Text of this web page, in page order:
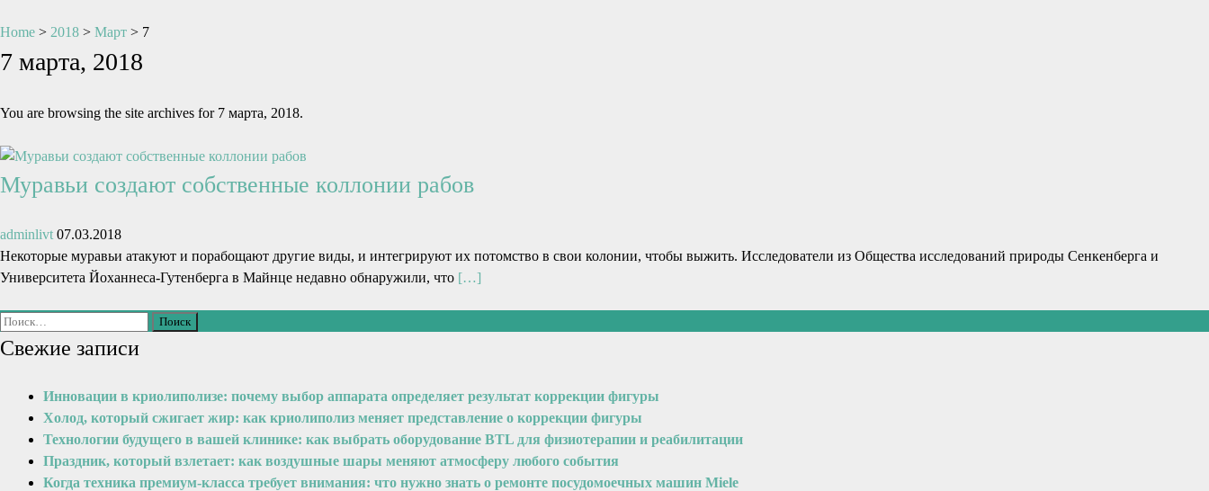
Home > 2018 > Март > 7
7 марта, 2018
You are browsing the site archives for 7 марта, 2018.
Муравьи создают собственные коллонии рабов
adminlivt 07.03.2018
Некоторые муравьи атакуют и порабощают другие виды, и интегрируют их потомство в свои колонии, чтобы выжить. Исследователи из Общества исследований природы Сенкенберга и
Университета Йоханнеса-Гутенберга в Майнце недавно обнаружили, что […]
Свежие записи
Инновации в криолиполизе: почему выбор аппарата определяет результат коррекции фигуры
Холод, который сжигает жир: как криолиполиз меняет представление о коррекции фигуры
Технологии будущего в вашей клинике: как выбрать оборудование BTL для физиотерапии и реабилитации
Праздник, который взлетает: как воздушные шары меняют атмосферу любого события
Когда техника премиум-класса требует внимания: что нужно знать о ремонте посудомоечных машин Miele